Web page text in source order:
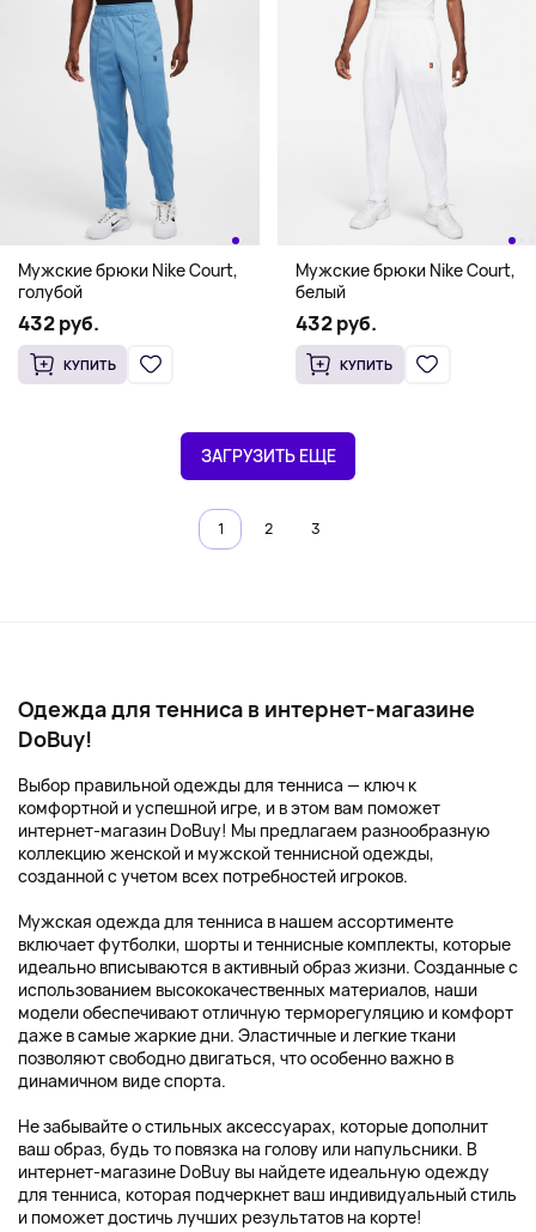
Мужские брюки Nike Court,
голубой
432 руб.
КУПИТЬ
Мужские брюки Nike Court,
белый
432 руб.
КУПИТЬ
ЗАГРУЗИТЬ ЕЩЕ
1 2 3
Одежда для тенниса в интернет-магазине
DoBuy!
Выбор правильной одежды для тенниса — ключ к
комфортной и успешной игре, и в этом вам поможет
интернет-магазин DoBuy! Мы предлагаем разнообразную
коллекцию женской и мужской теннисной одежды,
созданной с учетом всех потребностей игроков.
Мужская одежда для тенниса в нашем ассортименте
включает футболки, шорты и теннисные комплекты, которые
идеально вписываются в активный образ жизни. Созданные с
использованием высококачественных материалов, наши
модели обеспечивают отличную терморегуляцию и комфорт
даже в самые жаркие дни. Эластичные и легкие ткани
позволяют свободно двигаться, что особенно важно в
динамичном виде спорта.
Не забывайте о стильных аксессуарах, которые дополнит
ваш образ, будь то повязка на голову или напульсники. В
интернет-магазине DoBuy вы найдете идеальную одежду
для тенниса, которая подчеркнет ваш индивидуальный стиль
и поможет достичь лучших результатов на корте!